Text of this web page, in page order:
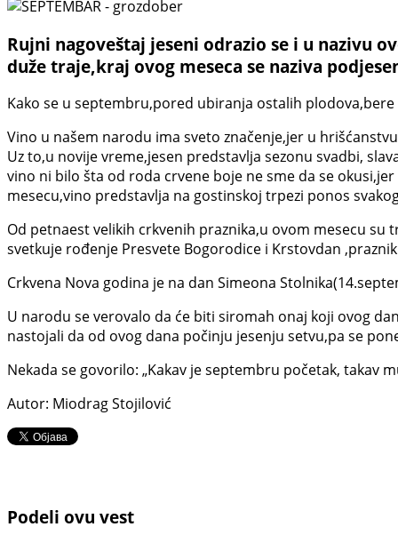
Rujni nagoveštaj jeseni odrazio se i u nazivu
duže traje,kraj ovog meseca se naziva
Kako se u septembru,pored ubiranja ostalih
Vino u našem narodu ima sveto značenje,jer u
Uz to,u novije vreme,jesen predstavlja sezonu svadbi,
vino ni bilo šta od roda crvene boje ne sme da se
mesecu,vino predstavlja na gostinskoj trpezi ponos
Od petnaest velikih crkvenih praznika,u ovom mesecu su
svetkuje rođenje Presvete Bogorodice i Krstovdan
Crkvena Nova godina je na dan Simeona
U narodu se verovalo da će biti siromah onaj koji ovog
nastojali da od ovog dana počinju jesenju setvu,pa se
Nekada se govorilo: „Kakav je septembru početak, takav
Autor: Miodrag Stojilović
Podeli ovu vest